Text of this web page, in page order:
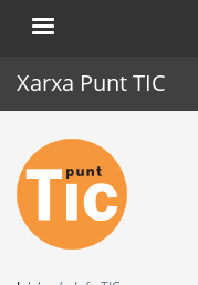
Xarxa Punt TIC
Inicio
Punt TIC
Actualidad